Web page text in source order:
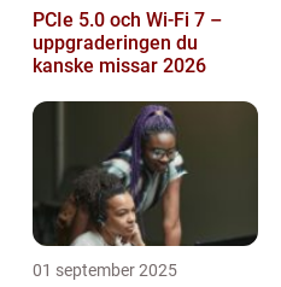
PCIe 5.0 och Wi-Fi 7 –
uppgraderingen du
kanske missar 2026
01 september 2025